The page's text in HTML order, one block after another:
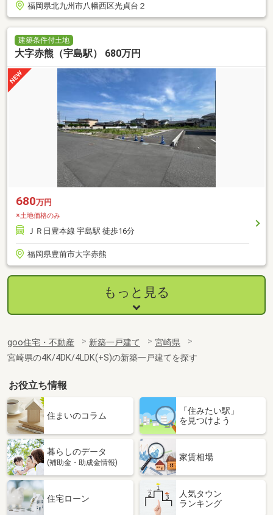
福岡県北九州市八幡西区光貞台２
建築条件付土地
大字赤熊（宇島駅） 680万円
680万円
※土地価格のみ
ＪＲ日豊本線 宇島駅 徒歩16分
福岡県豊前市大字赤熊
もっと見る
goo住宅・不動産 新築一戸建て
宮崎県
宮崎県の4K/4DK/4LDK(+S)の新築一戸建てを探す
お役立ち情報
住まいのコラム
「住みたい駅」
を見つけよう
暮らしのデータ
(補助金・助成金情報)
家賃相場
住宅ローン
人気タウン
ランキング